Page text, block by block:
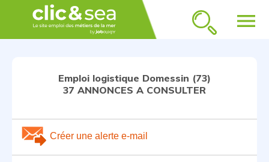
menu
Emploi logistique Domessin (73)
37 ANNONCES A CONSULTER
Créer une alerte e-mail